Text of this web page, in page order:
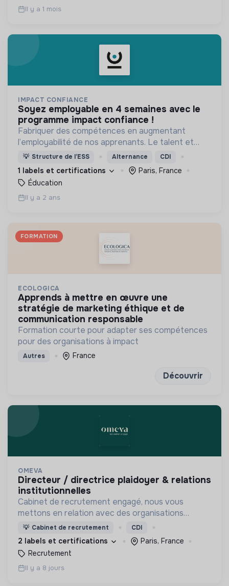
Il y a 1 mois
IMPACT CONFIANCE
soyez employable en 4 semaines avec le
programme impact confiance !
Fabriquer des compétences en augmentant
l’employabilité de nos apprenants. Le talent et
l’envie valent autant que le diplôme.
💡 Structure de l’ESS Alternance CDI
1 labels et certifications
Paris, France
Éducation
Il y a 2 ans
FORMATION
ECOLOGICA
apprends à mettre en œuvre une
stratégie de marketing éthique et de
communication responsable
Formation courte pour adapter ses compétences
pour des organisations à impact
Autres France
Découvrir
OMEVA
directeur / directrice plaidoyer & relations
institutionnelles
Cabinet de recrutement engagé, nous vous
mettons en relation avec des organisations
soucieuses de leurs impacts, afin d'œuvrer
ensemble pour un futur souhaitable.
💡 Cabinet de recrutement CDI
2 labels et certifications
Paris, France
Recrutement
Il y a 8 jours